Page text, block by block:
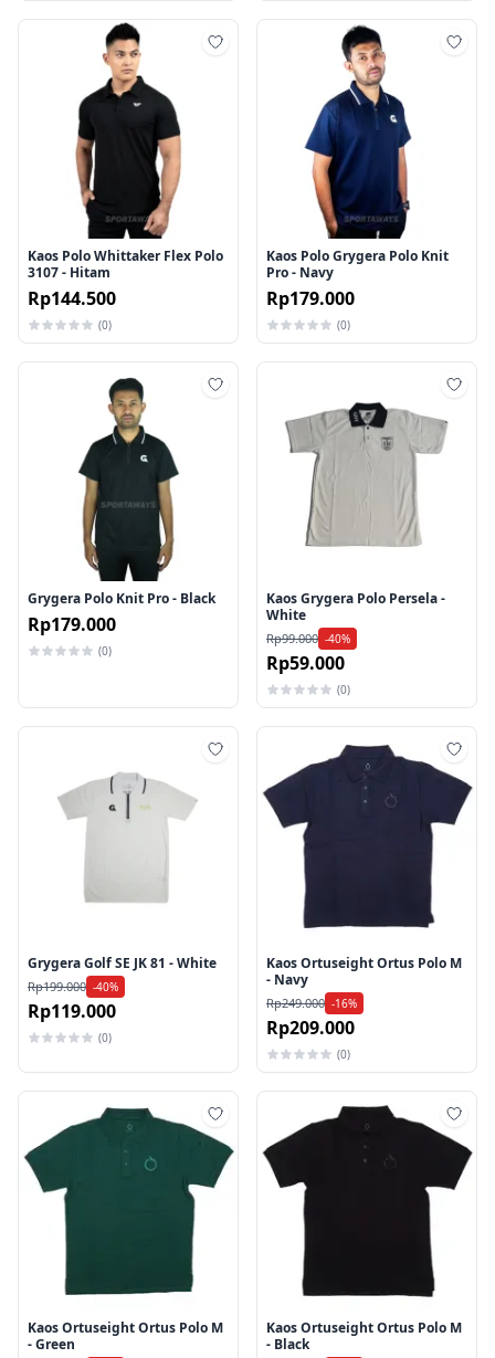
Tambah ke wishlist
Kaos Polo Whittaker Flex Polo
3107 - Hitam
Rp144.500
(0)
Kaos Polo Grygera Polo Knit
Pro - Navy
Rp179.000
(0)
Tambah ke wishlist
Grygera Polo Knit Pro - Black
Rp179.000
(0)
Kaos Grygera Polo Persela -
White
Rp99.000 -40%
Rp59.000
(0)
Tambah ke wishlist
Grygera Golf SE JK 81 - White
Rp199.000 -40%
Rp119.000
(0)
Kaos Ortuseight Ortus Polo M
- Navy
Rp249.000 -16%
Rp209.000
(0)
Tambah ke wishlist
Kaos Ortuseight Ortus Polo M
- Green
Kaos Ortuseight Ortus Polo M
- Black